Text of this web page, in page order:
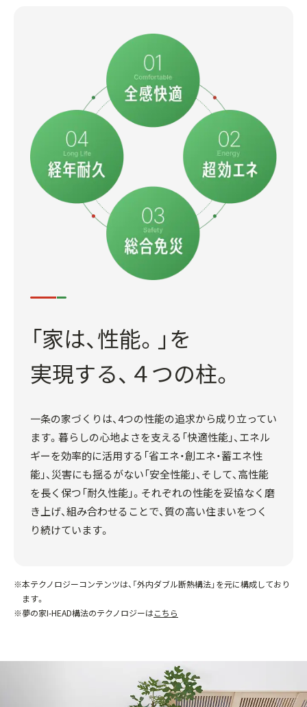
「家は、性能。」を
実現する、 ４つの柱。
一条の家づくりは、4つの性能の追求から成り立ってい
ます。 暮らしの心地よさを支える「快適性能」、 エネル
ギーを効率的に活用する「省エネ・創エネ・蓄エネ性
能」、 災害にも揺るがない「安全性能」、 そして、高性能
を長く保つ「耐久性能」。 それぞれの性能を妥協なく磨
き上げ、組み合わせることで、質の高い住まいをつく
り続けています。
※本テクノロジーコンテンツは、「外内ダブル断熱構法」を元に構成しており
ます。
※夢の家I-HEAD構法のテクノロジーはこちら